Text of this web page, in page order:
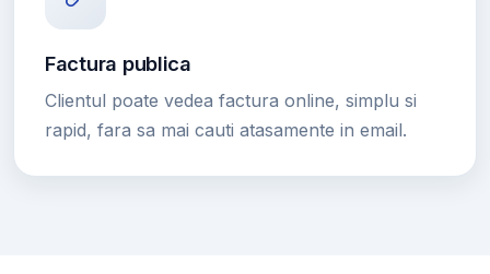
Factura publica
Clientul poate vedea factura online, simplu si
rapid, fara sa mai cauti atasamente in email.